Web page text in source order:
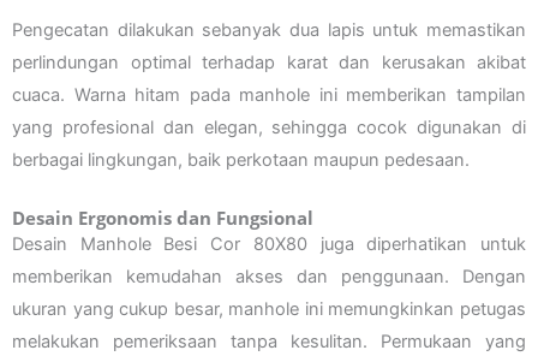
Pengecatan dilakukan sebanyak dua lapis untuk memastikan
perlindungan optimal terhadap karat dan kerusakan akibat
cuaca. Warna hitam pada manhole ini memberikan tampilan
yang profesional dan elegan, sehingga cocok digunakan di
berbagai lingkungan, baik perkotaan maupun pedesaan.
Desain Ergonomis dan Fungsional
Desain Manhole Besi Cor 80X80 juga diperhatikan untuk
memberikan kemudahan akses dan penggunaan. Dengan
ukuran yang cukup besar, manhole ini memungkinkan petugas
melakukan pemeriksaan tanpa kesulitan. Permukaan yang